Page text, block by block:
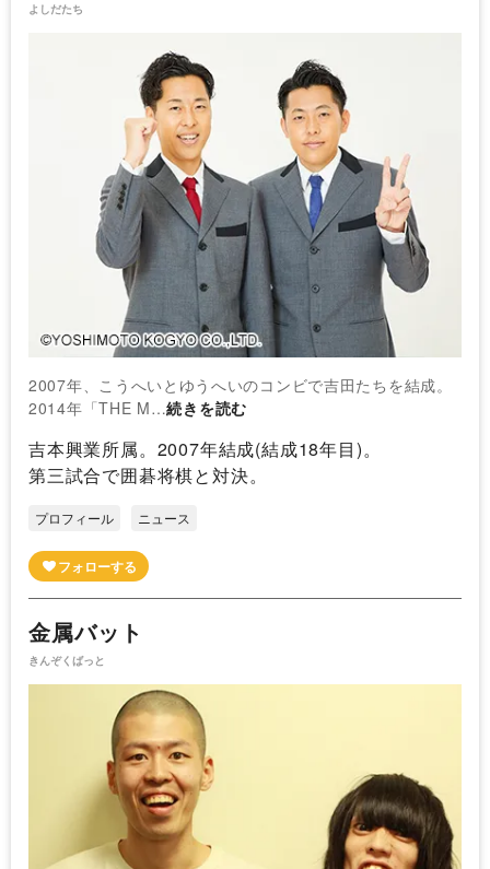
よしだたち
2007年、こうへいとゆうへいのコンビで吉田たちを結成。
2014年「THE M…続きを読む
吉本興業所属。2007年結成(結成18年目)。
第三試合で囲碁将棋と対決。
プロフィール ニュース
金属バット
きんぞくばっと